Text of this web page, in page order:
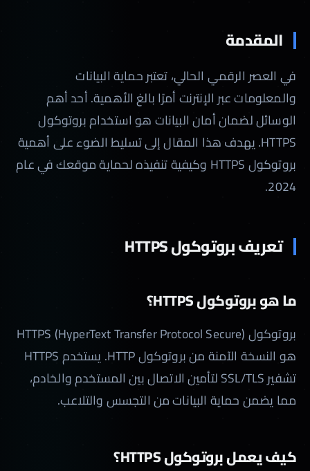
اختبار وتأكيد الأمان
التحديات والتوصيات
التعامل مع الشهادات المنتهية الصلاحية
التحديث المستمر للتقنيات
التوعية المستمرة
أدوات مجانية لإضافة شهادة SSL لموقعك
2. Cloudflare
3. ZeroSSL
الخاتمة
المقدمة
في العصر الرقمي الحالي، تعتبر حماية البيانات
والمعلومات عبر الإنترنت أمرًا بالغ الأهمية. أحد أهم
الوسائل لضمان أمان البيانات هو استخدام بروتوكول
HTTPS. يهدف هذا المقال إلى تسليط الضوء على أهمية
بروتوكول HTTPS وكيفية تنفيذه لحماية موقعك في عام
2024.
تعريف بروتوكول HTTPS
ما هو بروتوكول HTTPS؟
بروتوكول HTTPS (HyperText Transfer Protocol Secure)
هو النسخة الآمنة من بروتوكول HTTP. يستخدم HTTPS
تشفير SSL/TLS لتأمين الاتصال بين المستخدم والخادم،
مما يضمن حماية البيانات من التجسس والتلاعب.
كيف يعمل بروتوكول HTTPS؟